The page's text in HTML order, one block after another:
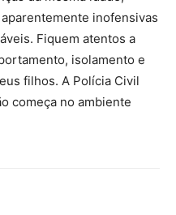
inofensivas
Fiquem atentos a
isolamento e
filhos. A Polícia Civil
começa no ambiente